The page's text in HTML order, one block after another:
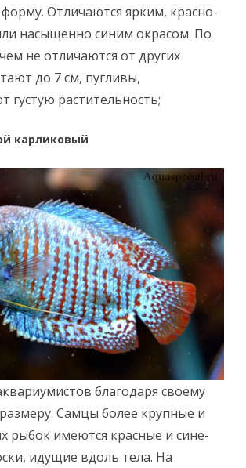
Отличаются ярким, красно-
насыщенно синим окрасом. По
не отличаются от других
до 7 см, пугливы,
густую растительность;
карликовый
благодаря своему
Самцы более крупные и
рыбок имеются красные и сине-
идущие вдоль тела. На